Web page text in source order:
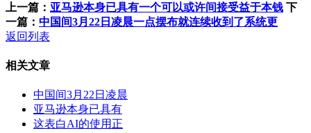
上一篇： 亚马逊本身已具有一个可以或许间接受益于本钱 下
一篇： 中国间3月22日凌晨一点摆布就连续收到了系统更
返回列表
相关文章
中国间3月22日凌晨
亚马逊本身已具有
这表白AI的使用正